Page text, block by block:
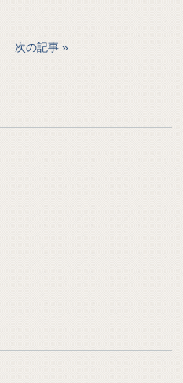
次の記事